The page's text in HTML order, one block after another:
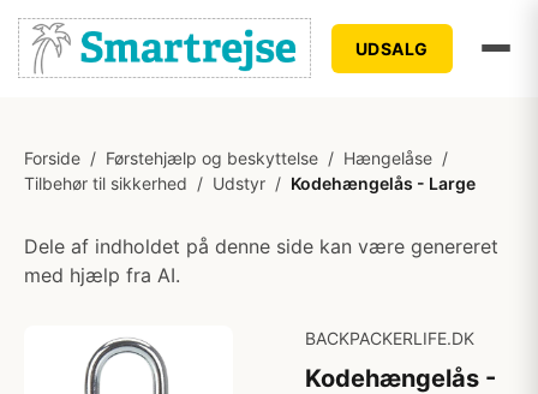
UDSALG
Forside / Førstehjælp og beskyttelse / Hængelåse /
Tilbehør til sikkerhed / Udstyr / Kodehængelås - Large
Dele af indholdet på denne side kan være genereret
med hjælp fra AI.
BACKPACKERLIFE.DK
Kodehængelås -